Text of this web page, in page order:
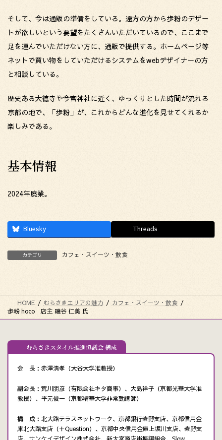
そして、今は通販の準備をしている。遠方の方から歩粉のデザー
トが欲しいという要望をたくさんいただいているので、ここまで
足を運んでいただけない方に、通販で提供する。ホームページ等
ネットで買い物をしていただけるシステムをwebデザイナーの方
と相談している。
歴史ある大徳寺や今宮神社に近く、ゆっくりとした時間が流れる
京都の地で、「歩粉」が、これからどんな進化を見せてくれるか
楽しみである。
基本情報
2024年廃業。
Bluesky Threads
カテゴリ カフェ・スイーツ・飲食
HOME むらさきエリアの魅力
カフェ・スイーツ・飲食
歩粉 hoco 店主 磯谷 仁美 氏
むらさきスタイル推進協議会 構成
会 長：赤澤清孝（大谷大学准教授）
副会長：荒川朋彦（有限会社キタ商事）、大島祥子（京都光華大学准
教授）、平元俊一（京都精華大学非常勤講師）
構 成：北大路テラスネットワーク、京都銀行紫野支店、京都信用金
庫北大路支店（＋Question）、京都中央信用金庫上堀川支店、紫野支